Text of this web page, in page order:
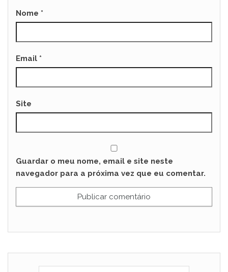
Nome *
Email *
Site
Guardar o meu nome, email e site neste
navegador para a próxima vez que eu comentar.